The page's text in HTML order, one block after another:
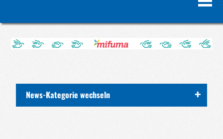
News-Kategorie wechseln